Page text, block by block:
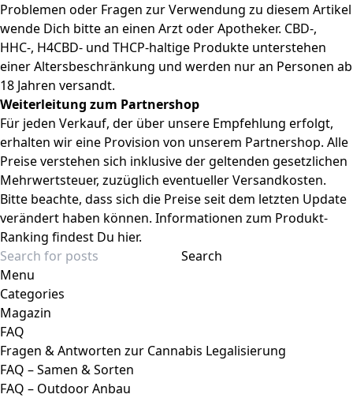
Problemen oder Fragen zur Verwendung zu diesem Artikel
wende Dich bitte an einen Arzt oder Apotheker. CBD-,
HHC-, H4CBD- und THCP-haltige Produkte unterstehen
einer Altersbeschränkung und werden nur an Personen ab
18 Jahren versandt.
Weiterleitung zum Partnershop
Für jeden Verkauf, der über unsere Empfehlung erfolgt,
erhalten wir eine Provision von unserem Partnershop. Alle
Preise verstehen sich inklusive der geltenden gesetzlichen
Mehrwertsteuer, zuzüglich eventueller Versandkosten.
Bitte beachte, dass sich die Preise seit dem letzten Update
verändert haben können. Informationen zum Produkt-
Ranking findest Du hier.
Search
Menu
Categories
Magazin
FAQ
Fragen & Antworten zur Cannabis Legalisierung
FAQ – Samen & Sorten
FAQ – Outdoor Anbau